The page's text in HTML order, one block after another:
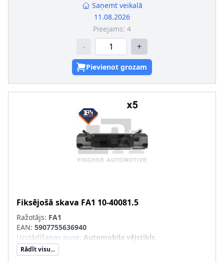
Saņemt veikalā
11.08.2026
Pieejams: 4
- +
Pievienot grozam
Fiksējošā skava FA1 10-40081.5
Ražotājs: FA1
EAN: 5907755636940
Uzstādīšanas puse: Automobiļa vējstikls
Rādīt visu...